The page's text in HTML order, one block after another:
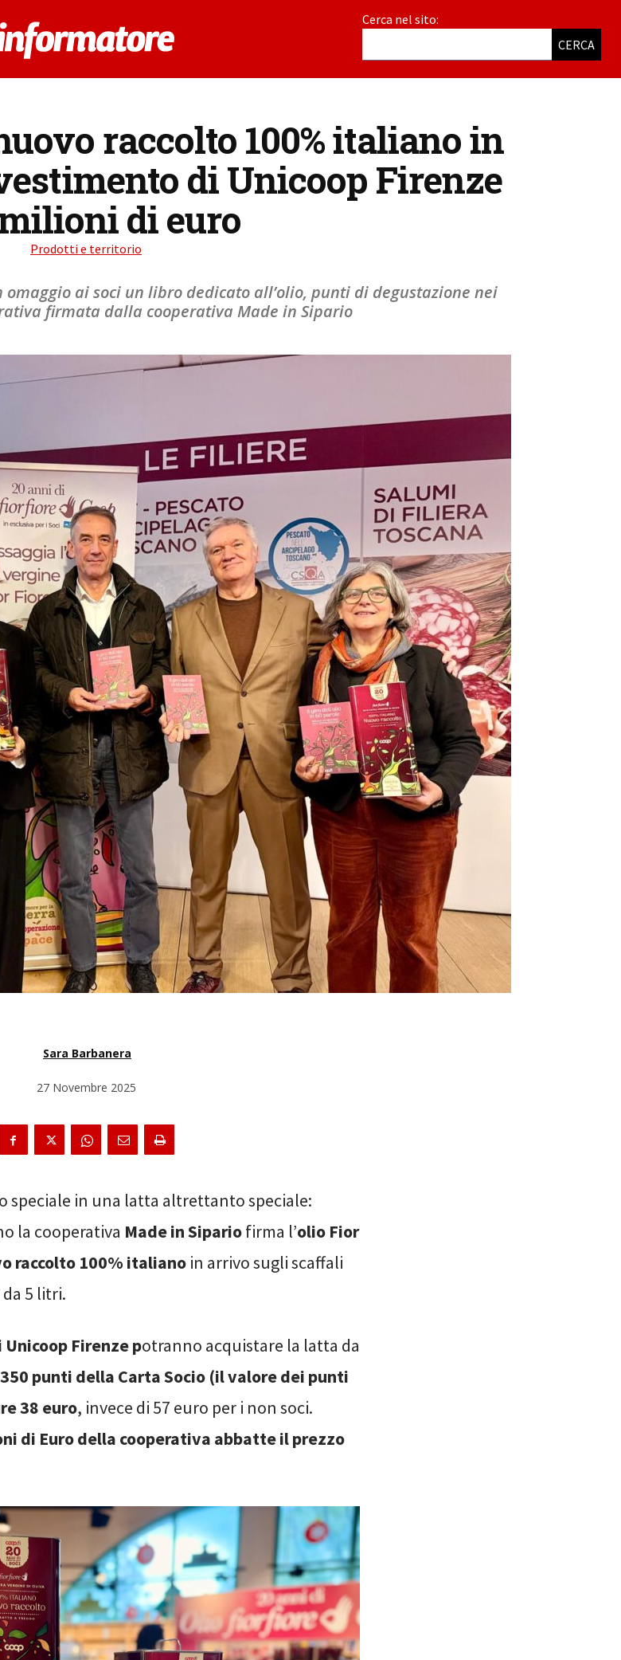
Cerca nel sito:
CERCA
raccolto 100% italiano in
di Unicoop Firenze
di euro
Prodotti e territorio
ai soci un libro dedicato all’olio, punti di degustazione nei
firmata dalla cooperativa Made in Sipario
Sara Barbanera
27 Novembre 2025
speciale in una latta altrettanto speciale:
la cooperativa Made in Sipariofirma l’olio Fior
raccolto 100% italiano in arrivo sugli scaffali
5 litri.
Firenze potranno acquistare la latta da
punti della Carta Socio (il valore dei punti
38 euro, invece di 57 euro per i non soci.
di Euro della cooperativa abbatte il prezzo